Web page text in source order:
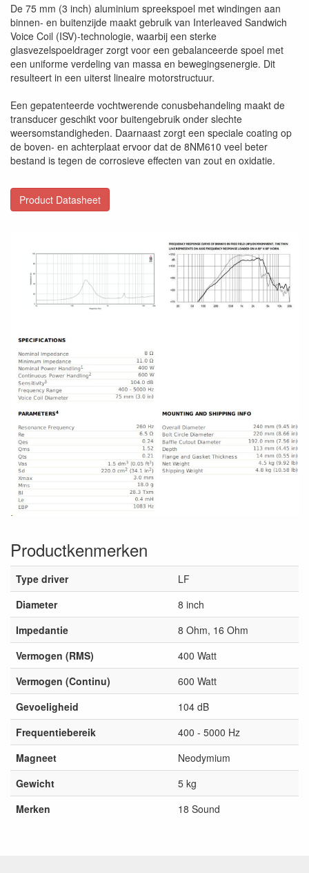
De 75 mm (3 inch) aluminium spreekspoel met windingen aan
binnen- en buitenzijde maakt gebruik van Interleaved Sandwich
Voice Coil (ISV)-technologie, waarbij een sterke
glasvezelspoeldrager zorgt voor een gebalanceerde spoel met
een uniforme verdeling van massa en bewegingsenergie. Dit
resulteert in een uiterst lineaire motorstructuur.
Een gepatenteerde vochtwerende conusbehandeling maakt de
transducer geschikt voor buitengebruik onder slechte
weersomstandigheden. Daarnaast zorgt een speciale coating op
de boven- en achterplaat ervoor dat de 8NM610 veel beter
bestand is tegen de corrosieve effecten van zout en oxidatie.
Product Datasheet
Productkenmerken
Type driver
LF
Diameter
8 inch
Impedantie
8 Ohm, 16 Ohm
Vermogen (RMS)
400 Watt
Vermogen (Continu)
600 Watt
Gevoeligheid
104 dB
Frequentiebereik
400 - 5000 Hz
Magneet
Neodymium
Gewicht
5 kg
Merken
18 Sound